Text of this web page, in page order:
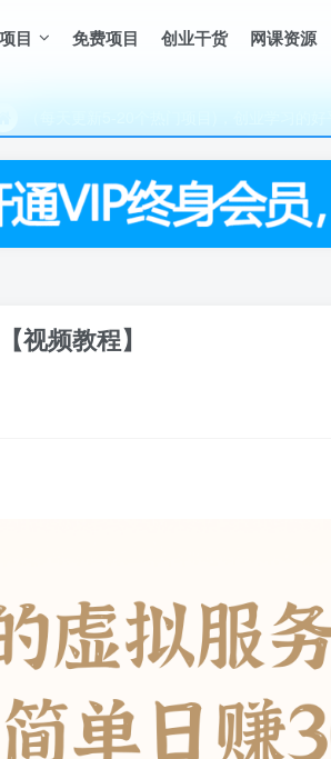
目 免费项目 创业干货 网课资源
（每天更新5-20个热门项目)，创业学习的好
欢迎访问一鸣资源网，本站汇集数千网创课程
视频教程】